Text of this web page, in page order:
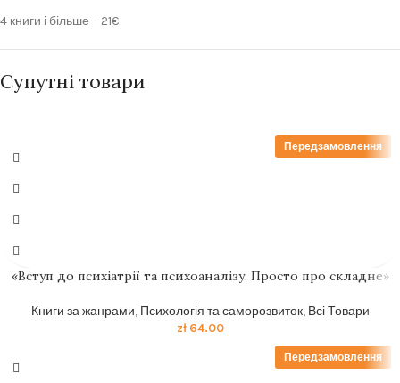
4 книги і більше – 21€
Супутні товари
Передзамовлення
«Вступ до психіатрії та психоаналізу. Просто про складне»
Книги за жанрами, Психологія та саморозвиток, Всі Товари
zł64.00
Передзамовлення